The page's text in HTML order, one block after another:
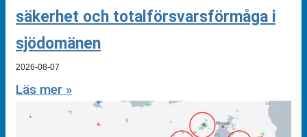
säkerhet och totalförsvarsförmåga i
sjödomänen
2026-08-07
Läs mer »